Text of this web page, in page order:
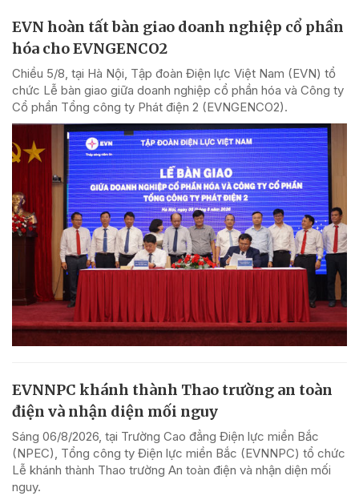
EVN hoàn tất bàn giao doanh nghiệp cổ phần
hóa cho EVNGENCO2
Chiều 5/8, tại Hà Nội, Tập đoàn Điện lực Việt Nam (EVN) tổ
chức Lễ bàn giao giữa doanh nghiệp cổ phần hóa và Công ty
Cổ phần Tổng công ty Phát điện 2 (EVNGENCO2).
EVNNPC khánh thành Thao trường an toàn
điện và nhận diện mối nguy
Sáng 06/8/2026, tại Trường Cao đẳng Điện lực miền Bắc
(NPEC), Tổng công ty Điện lực miền Bắc (EVNNPC) tổ chức
Lễ khánh thành Thao trường An toàn điện và nhận diện mối
nguy.